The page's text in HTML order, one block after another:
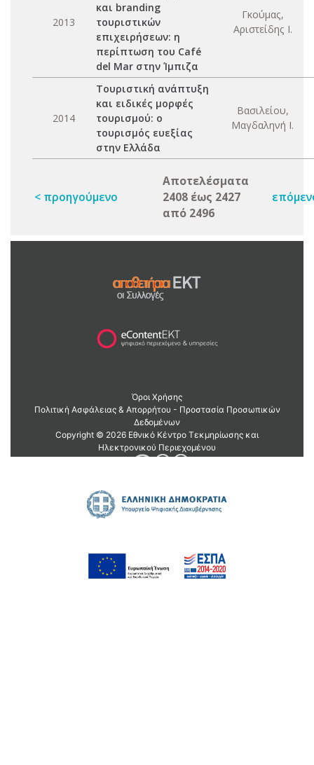
2013
και branding
τουριστικών
επιχειρήσεων: η
περίπτωση του Café
del Mar στην Ίμπιζα
Γκούμας,
Αριστείδης Ι.
2014
Τουριστική ανάπτυξη
και ειδικές μορφές
τουρισμού: ο
τουρισμός ευεξίας
στην Ελλάδα
Βασιλείου,
Μαγδαληνή Ι.
< προηγούμενο
Αποτελέσματα
2408 έως 2427
από 2496